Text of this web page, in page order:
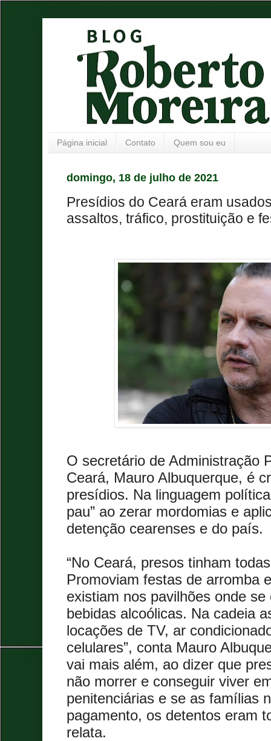
Página inicial Contato Quem sou eu
domingo, 18 de julho de 2021
Presídios do Ceará eram
assaltos, tráfico, prostituição e
O secretário de Administração
Ceará, Mauro Albuquerque, é
presídios. Na linguagem
pau” ao zerar mordomias e
detenção cearenses e do país.
“No Ceará, presos tinham
Promoviam festas de arromba
existiam nos pavilhões onde
bebidas alcoólicas. Na cadeia
locações de TV, ar
celulares”, conta Mauro
vai mais além, ao dizer que
não morrer e conseguir viver
penitenciárias e se as famílias
pagamento, os detentos eram
relata.